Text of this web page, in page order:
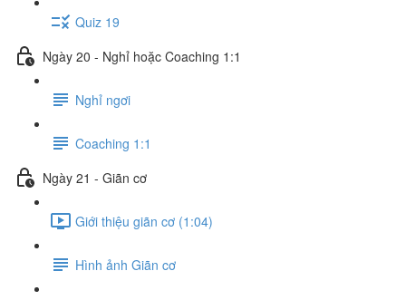
Quiz 19
Ngày 20 - Nghỉ hoặc Coaching 1:1
Nghỉ ngơi
Coaching 1:1
Ngày 21 - Giãn cơ
Giới thiệu giãn cơ (1:04)
Hình ảnh Giãn cơ